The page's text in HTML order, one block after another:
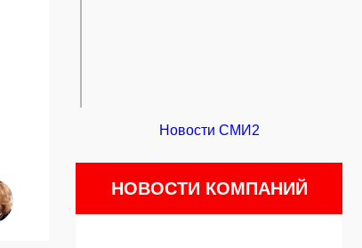
Новости СМИ2
НОВОСТИ КОМПАНИЙ